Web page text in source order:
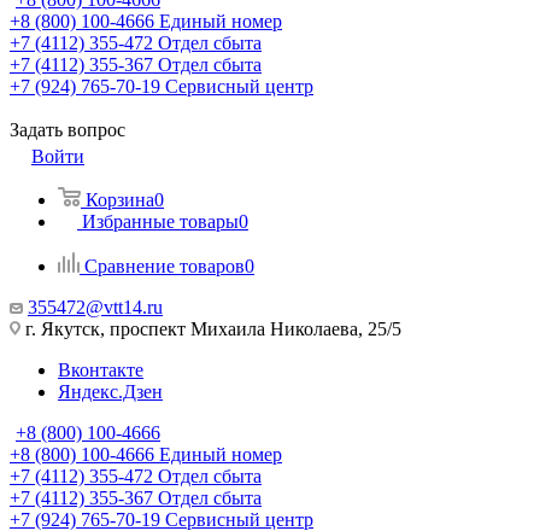
+8 (800) 100-4666 Единый номер
+7 (4112) 355-472 Отдел сбыта
+7 (4112) 355-367 Отдел сбыта
+7 (924) 765-70-19 Сервисный центр
Задать вопрос
Войти
Корзина0
Избранные товары0
Сравнение товаров0
355472@vtt14.ru
г. Якутск, проспект Михаила Николаева, 25/5
Вконтакте
Яндекс.Дзен
+8 (800) 100-4666
+8 (800) 100-4666 Единый номер
+7 (4112) 355-472 Отдел сбыта
+7 (4112) 355-367 Отдел сбыта
+7 (924) 765-70-19 Сервисный центр